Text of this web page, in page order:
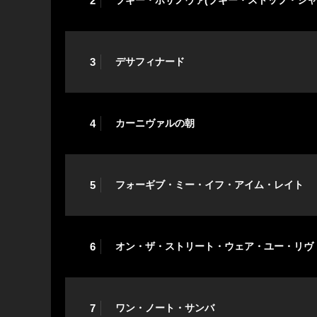
3 デサフィナード
4 カーニヴァルの朝
5 フォーギブ・ミー・イフ・アイム・レイト
6 オン・ザ・ストリート・ウェア・ユー・リヴ
7 ワン・ノート・サンバ